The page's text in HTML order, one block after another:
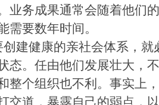
业务成果通常会随着他们
需要数年时间。
建健康的亲社会体系，
态。任由他们发展壮大，
整个组织也不利。事实上
交道，暴露自己的弱点，